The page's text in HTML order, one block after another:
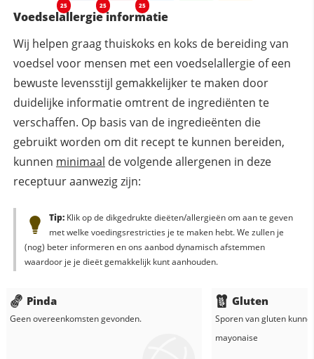
25 25 25
Voedselallergie informatie
Wij helpen graag thuiskoks en koks de bereiding van
voedsel voor mensen met een voedselallergie of een
bewuste levensstijl gemakkelijker te maken door
duidelijke informatie omtrent de ingrediënten te
verschaffen. Op basis van de ingredieënten die
gebruikt worden om dit recept te kunnen bereiden,
kunnen minimaal de volgende allergenen in deze
receptuur aanwezig zijn:
Tip:Klik op de dikgedrukte dieëten/allergieën om aan te geven
met welke voedingsrestricties je te maken hebt. We zullen je
(nog) beter informeren en ons aanbod dynamisch afstemmen
waardoor je je dieët gemakkelijk kunt aanhouden.
Pinda
Geen overeenkomsten gevonden.
Gluten
Sporen van gluten
mayonaise